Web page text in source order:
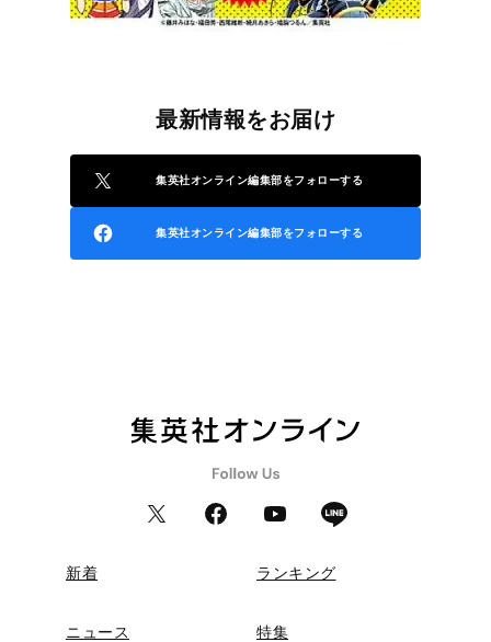
最新情報をお届け
集英社オンライン編集部をフォローする
集英社オンライン編集部をフォローする
新着 ランキング
ニュース 特集